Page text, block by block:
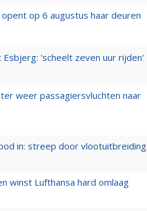
op 6 augustus haar deuren
'scheelt zeven uur rijden'
weer passagiersvluchten naar
in: streep door vlootuitbreiding
winst Lufthansa hard omlaag